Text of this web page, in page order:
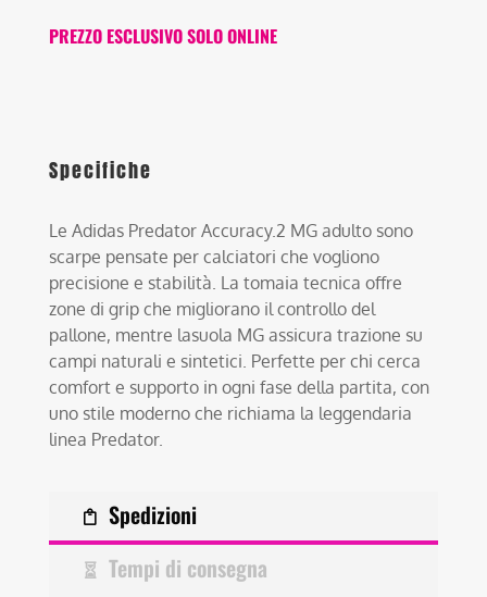
PREZZO ESCLUSIVO SOLO ONLINE
Specifiche
Le Adidas Predator Accuracy.2 MG adulto sono
scarpe pensate per calciatori che vogliono
precisione e stabilità. La tomaia tecnica offre
zone di grip che migliorano il controllo del
pallone, mentre lasuola MG assicura trazione su
campi naturali e sintetici. Perfette per chi cerca
comfort e supporto in ogni fase della partita, con
uno stile moderno che richiama la leggendaria
linea Predator.
Spedizioni
Tempi di consegna